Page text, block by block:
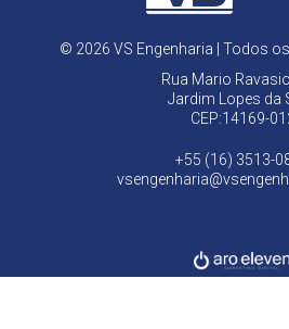
© 2026 VS Engenharia | Todos
Rua Mario
Jardim Lopes da
CEP:14169-
+55 (16) 3513-